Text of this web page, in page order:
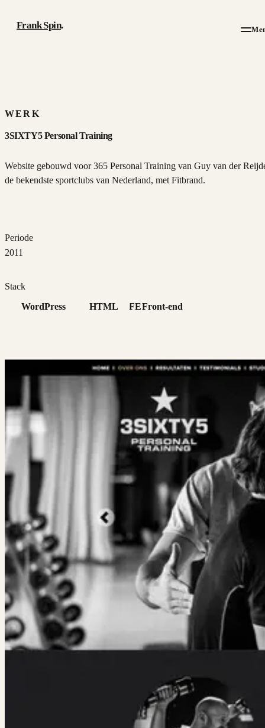
Frank Spin.
Over
CV
WERK
3SIXTY5 Personal Training
Website gebouwd voor 365 Personal Training van Guy van der
de bekendste sportclubs van Nederland, met Fitbrand.
Periode
2011
Stack
WordPress
HTML FEFront-end